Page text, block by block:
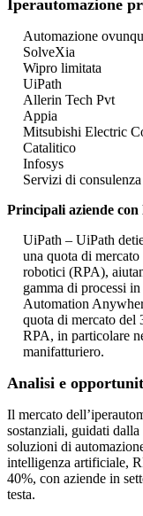
Iperautomazione
Automazione
SolveXia
Wipro limitata
UiPath
Allerin Tech Pvt
Appia
Mitsubishi Electric
Catalitico
Infosys
Servizi di consulenza
Principali aziende
UiPath – UiPath
una quota di
robotici (RPA),
gamma di processi
Automation
quota di mercato del
RPA, in particolare
manifatturiero.
Analisi e
Il mercato
sostanziali, guidati
soluzioni di
intelligenza artificiale,
40%, con aziende in
testa.